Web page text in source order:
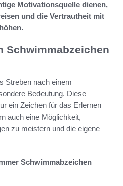
Motivationsquelle dienen,
und die Vertrautheit mit
Schwimmabzeichen
Streben nach einem
Bedeutung. Diese
ein Zeichen für das Erlernen
auch eine Möglichkeit,
zu meistern und die eigene
Schwimmabzeichen